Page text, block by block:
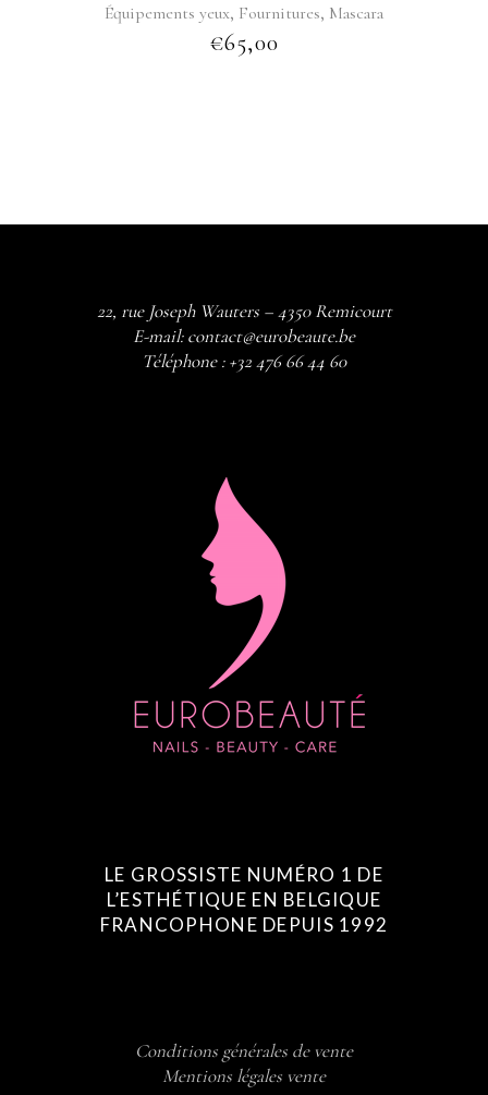
Équipements yeux, Fournitures, Mascara
€65,00
22, rue Joseph Wauters – 4350 Remicourt
E-mail:contact@eurobeaute.be
Téléphone :+32 476 66 44 60
LE GROSSISTE NUMÉRO 1 DE
L’ESTHÉTIQUE EN BELGIQUE
FRANCOPHONE DEPUIS 1992
Conditions générales de vente
Mentions légales vente